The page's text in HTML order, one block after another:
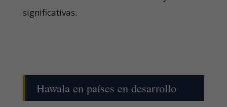
significativas.
Hawala en países en desarrollo